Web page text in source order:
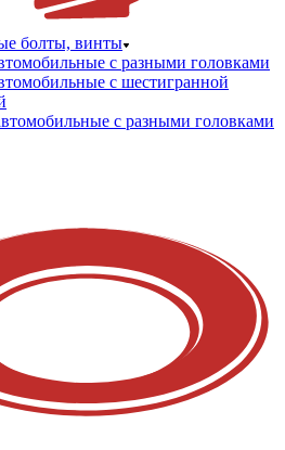
болты, винты
с разными головками
с шестигранной
с разными головками